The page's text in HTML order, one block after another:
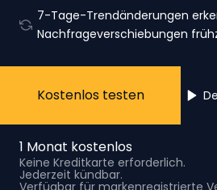
7-Tage-Trendänderungen
Nachfrageverschiebungen
Kostenlos testen
1 Monat kostenlos
Keine Kreditkarte erforderlich.
Jederzeit kündbar.